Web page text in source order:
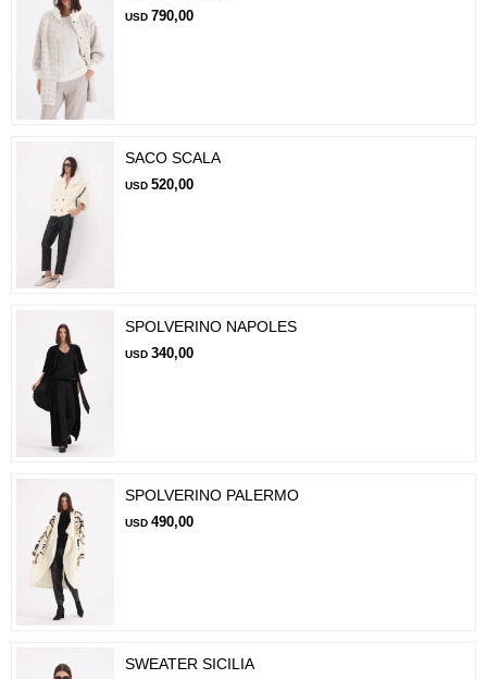
USD 790,00
SACO SCALA
USD 520,00
SPOLVERINO NAPOLES
USD 340,00
SPOLVERINO PALERMO
USD 490,00
SWEATER SICILIA